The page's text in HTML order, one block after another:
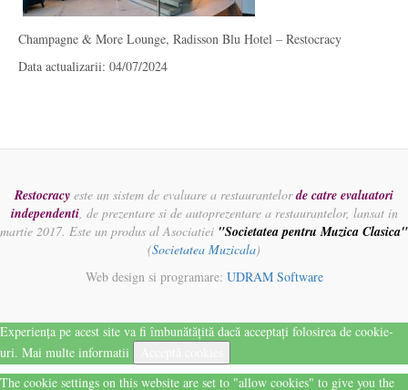
Champagne & More Lounge, Radisson Blu Hotel – Restocracy
Data actualizarii: 04/07/2024
Restocracy este un sistem de evaluare a restaurantelorde catre evaluatori
independenti, de prezentare si de autoprezentare a restaurantelor, lansat in
martie 2017. Este un produs al Asociatiei "Societatea pentru Muzica Clasica"
(Societatea Muzicala)
Web design si programare: UDRAM Software
Experiența pe acest site va fi îmbunătățită dacă acceptați folosirea de cookie-
uri. Mai multe informatii
The cookie settings on this website are set to "allow cookies" to give you the